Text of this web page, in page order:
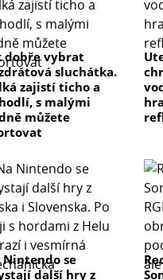
dobře vybrat
sluchátka.
zajistí ticho a
s malými
můžete
Nintendo se
další hry z